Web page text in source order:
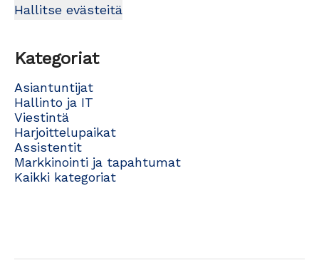
Hallitse evästeitä
Kategoriat
Asiantuntijat
Hallinto ja IT
Viestintä
Harjoittelupaikat
Assistentit
Markkinointi ja tapahtumat
Kaikki kategoriat